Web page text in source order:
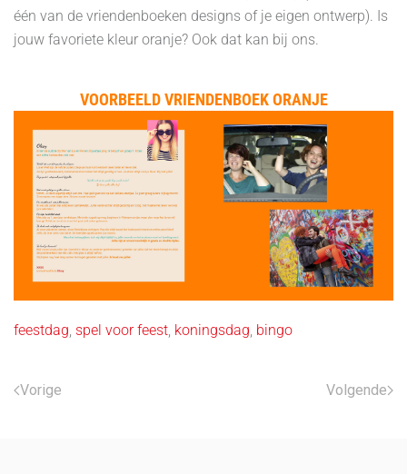
één van de vriendenboeken designs of je eigen ontwerp). Is
jouw favoriete kleur oranje? Ook dat kan bij ons.
VOORBEELD VRIENDENBOEK ORANJE
feestdag, spel voor feest, koningsdag, bingo
Vorige Volgende